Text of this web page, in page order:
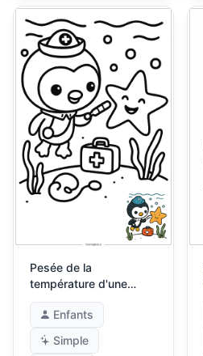
Pesée de la
température d'une
étoile de mer
Enfants
Simple